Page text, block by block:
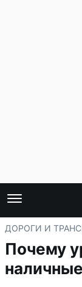
ДОРОГИ И
Почему